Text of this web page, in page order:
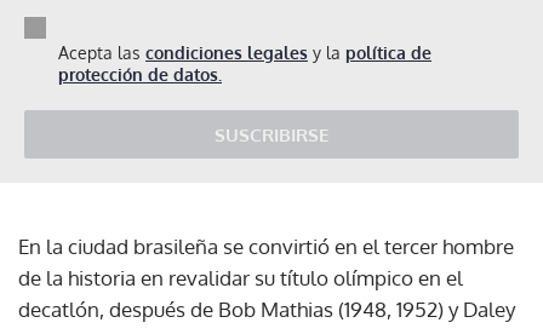
Acepta las condiciones legales y la política de
protección de datos.
SUSCRIBIRSE
En la ciudad brasileña se convirtió en el tercer hombre
de la historia en revalidar su título olímpico en el
decatlón, después de Bob Mathias (1948, 1952) y Daley